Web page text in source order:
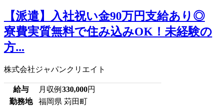
【派遣】入社祝い金90万円支給あり◎
寮費実質無料で住み込みOK！未経験の
方...
株式会社ジャパンクリエイト
給与 月収例 330,000円
勤務地
福岡県 苅田町